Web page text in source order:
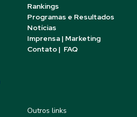
Rankings
Programas e Resultados
Notícias
Imprensa | Marketing
Contato | FAQ
Outros links